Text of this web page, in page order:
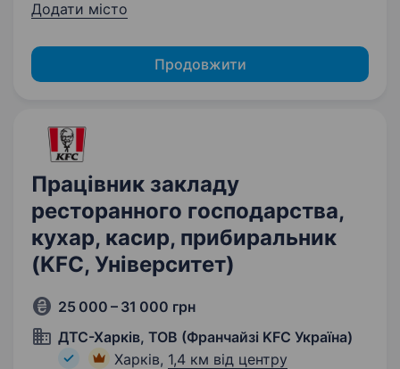
Додати місто
Продовжити
Працівник закладу
ресторанного господарства,
кухар, касир, прибиральник
(KFC, Університет)
25 000 – 31 000 грн
ДТС-Харків, ТОВ (Франчайзі KFC Україна)
Харків, 1,4 км від центру